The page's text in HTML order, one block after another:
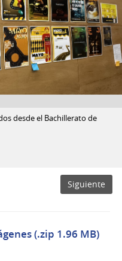
desde el Bachillerato de
Siguiente
(.zip 1.96 MB)